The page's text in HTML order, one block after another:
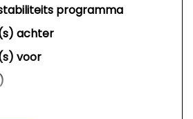
programma
achter
voor